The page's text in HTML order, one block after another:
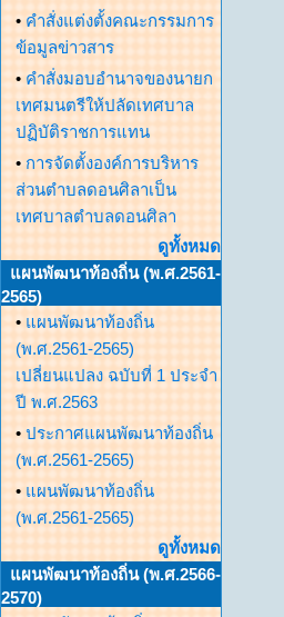
• คำสั่งแต่งตั้งคณะกรรมการ
ข้อมูลข่าวสาร
• คำสั่งมอบอำนาจของนายก
เทศมนตรีให้ปลัดเทศบาล
ปฏิบัติราชการแทน
• การจัดตั้งองค์การบริหาร
ส่วนตำบลดอนศิลาเป็น
เทศบาลตำบลดอนศิลา
ดูทั้งหมด
แผนพัฒนาท้องถิ่น (พ.ศ.2561-
2565)
• แผนพัฒนาท้องถิ่น
(พ.ศ.2561-2565)
เปลี่ยนแปลง ฉบับที่ 1 ประจำ
ปี พ.ศ.2563
• ประกาศแผนพัฒนาท้องถิ่น
(พ.ศ.2561-2565)
• แผนพัฒนาท้องถิ่น
(พ.ศ.2561-2565)
ดูทั้งหมด
แผนพัฒนาท้องถิ่น (พ.ศ.2566-
2570)